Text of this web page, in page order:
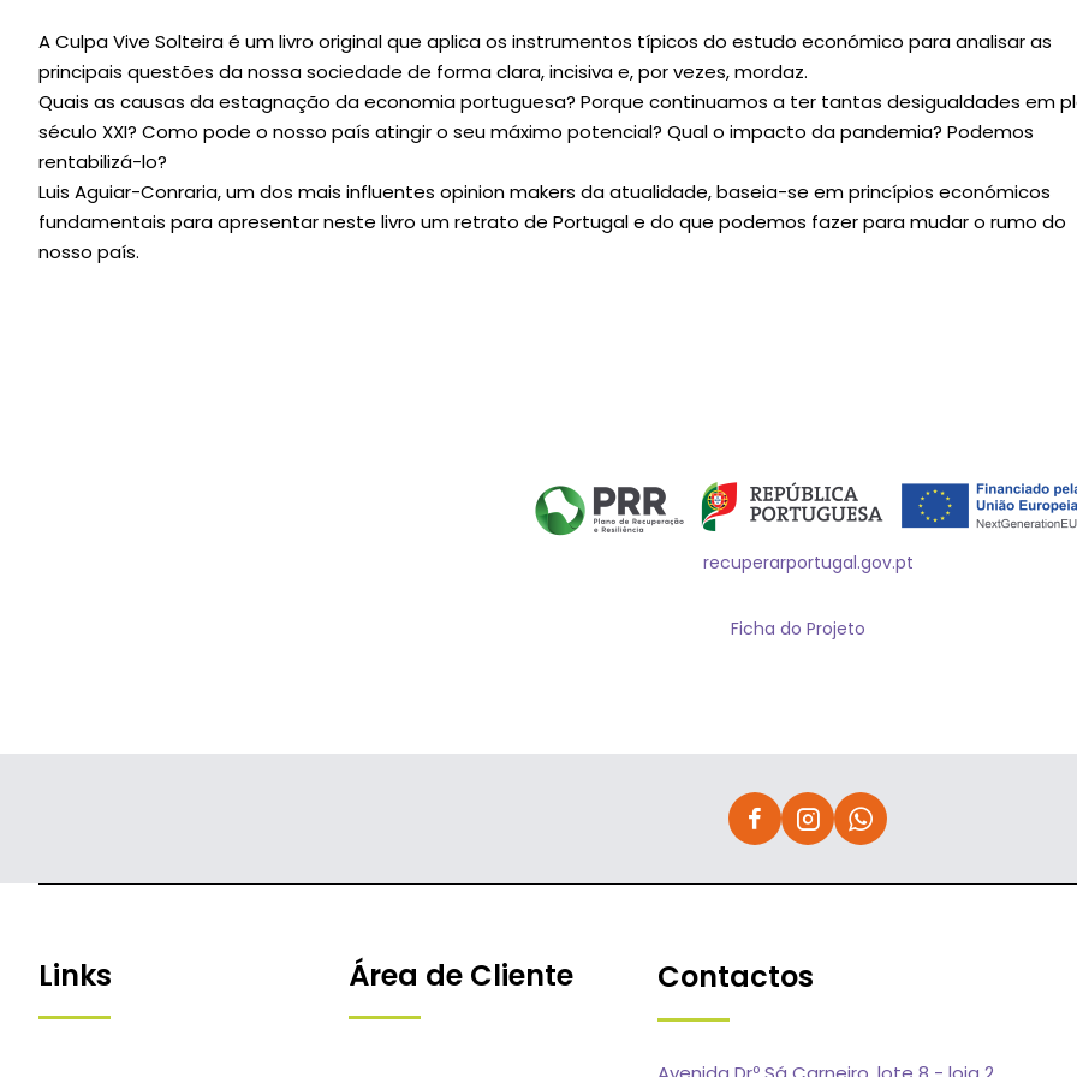
A Culpa Vive Solteira é um livro original que aplica os instrumentos típicos do estudo económico para analisar as
principais questões da nossa sociedade de forma clara, incisiva e, por vezes, mordaz.
Quais as causas da estagnação da economia portuguesa? Porque continuamos a ter tantas desigualdades em
século XXI? Como pode o nosso país atingir o seu máximo potencial? Qual o impacto da pandemia? Podemos
rentabilizá-lo?
Luis Aguiar-Conraria, um dos mais influentes opinion makers da atualidade, baseia-se em princípios económicos
fundamentais para apresentar neste livro um retrato de Portugal e do que podemos fazer para mudar o rumo do
nosso país.
recuperarportugal.gov.pt
Ficha do Projeto
Links Área de Cliente Contactos